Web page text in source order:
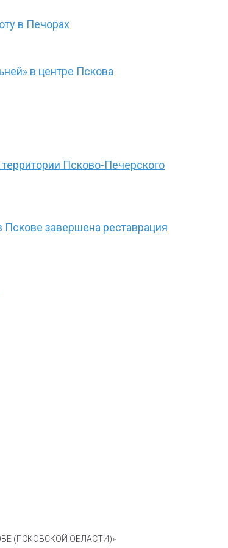
в Печорах
в центре Пскова
Псково-Печерского
Пскове завершена реставрация
(ПСКОВСКОЙ ОБЛАСТИ)»